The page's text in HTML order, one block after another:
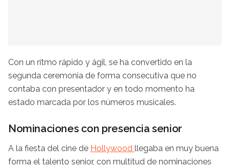
Con un ritmo rápido y ágil, se ha convertido en la
segunda ceremonia de forma consecutiva que no
contaba con presentador y en todo momento ha
estado marcada por los números musicales.
Nominaciones con presencia senior
A la fiesta del cine de Hollywood llegaba en muy buena
forma el talento senior, con multitud de nominaciones